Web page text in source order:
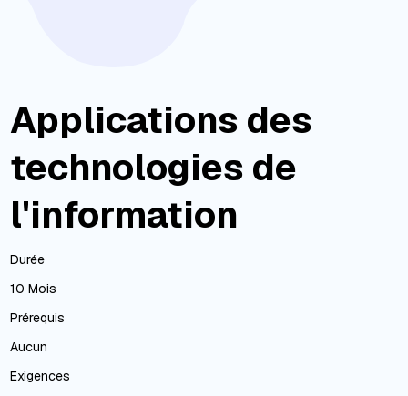
Applications des
technologies de
l'information
Durée
10 Mois
Prérequis
Aucun
Exigences